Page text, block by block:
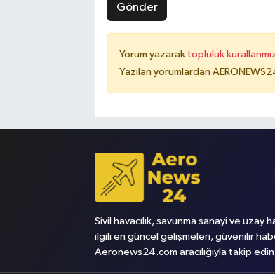
Gönder
Yorum yazarak topluluk
Yazılan yorumlardan
Sivil havacılık, savunma sanayi ve uzay
ilgili en güncel gelişmeleri, güvenilir
Aeronews24.com aracılığıyla takip